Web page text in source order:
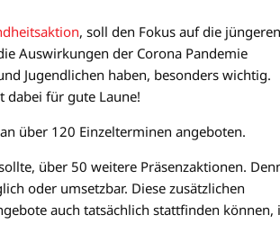
, soll den Fokus auf die jüngeren
Auswirkungen der Corona Pandemie
Jugendlichen haben, besonders wichtig.
dabei für gute Laune!
über 120 Einzelterminen angeboten.
über 50 weitere Präsenzaktionen.
oder umsetzbar. Diese zusätzlichen
auch tatsächlich stattfinden können,